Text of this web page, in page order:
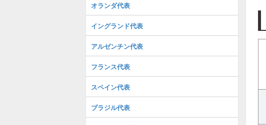
オランダ代表
イングランド代表
アルゼンチン代表
フランス代表
スペイン代表
ブラジル代表